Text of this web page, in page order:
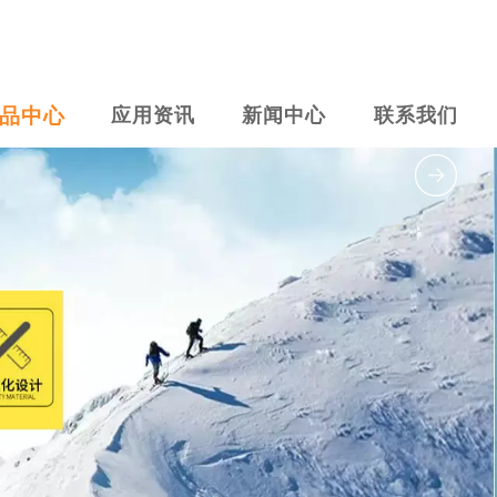
中心 应用资讯 新闻中心 联系我们